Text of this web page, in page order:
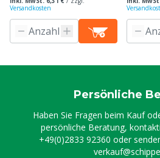
Versandkosten
Persönliche
Haben Sie Fragen beim Kauf
persönliche Beratung,
+49(0)2833 92360 oder